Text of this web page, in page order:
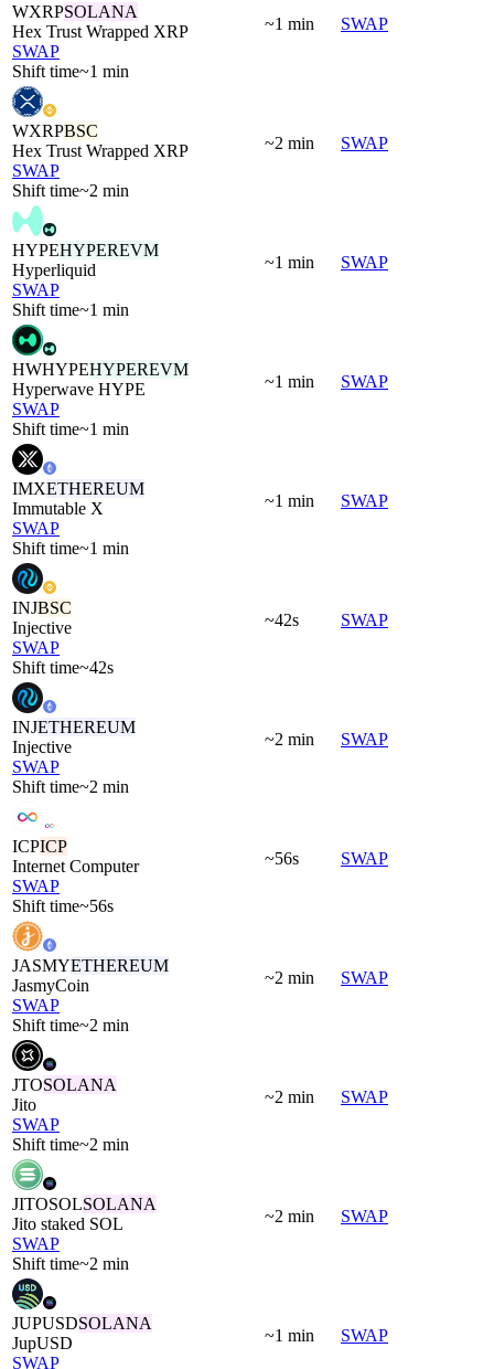
WXRPSOLANA
Hex Trust Wrapped XRP
SWAP
Shift time~1 min
~1 min SWAP
WXRPBSC
Hex Trust Wrapped XRP
SWAP
Shift time~2 min
~2 min SWAP
HYPEHYPEREVM
Hyperliquid
SWAP
Shift time~1 min
~1 min SWAP
HWHYPEHYPEREVM
Hyperwave HYPE
SWAP
Shift time~1 min
~1 min SWAP
IMXETHEREUM
Immutable X
SWAP
Shift time~1 min
~1 min SWAP
INJBSC
Injective
SWAP
Shift time~42s
~42s SWAP
INJETHEREUM
Injective
SWAP
Shift time~2 min
~2 min SWAP
ICPICP
Internet Computer
SWAP
Shift time~56s
~56s SWAP
JASMYETHEREUM
JasmyCoin
SWAP
Shift time~2 min
~2 min SWAP
JTOSOLANA
Jito
SWAP
Shift time~2 min
~2 min SWAP
JITOSOLSOLANA
Jito staked SOL
SWAP
Shift time~2 min
~2 min SWAP
JUPUSDSOLANA
JupUSD
SWAP
~1 min SWAP